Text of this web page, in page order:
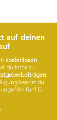
auf deinen
kostenlosen
du Infos zu
kannst du
fünf E-